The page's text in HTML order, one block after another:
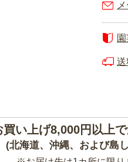
送
買い上げ8,000円以上で
(北海道、沖縄、および島